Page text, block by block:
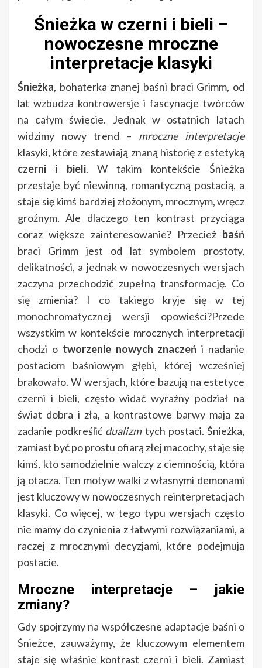
Śnieżka w czerni i bieli –
nowoczesne mroczne
interpretacje klasyki
Śnieżka, bohaterka znanej baśni braci Grimm, od
lat wzbudza kontrowersje i fascynacje twórców
na całym świecie. Jednak w ostatnich latach
widzimy nowy trend – mroczne interpretacje
klasyki, które zestawiają znaną historię z estetyką
czerni i bieli. W takim kontekście Śnieżka
przestaje być niewinną, romantyczną postacią, a
staje się kimś bardziej złożonym, mrocznym, wręcz
groźnym. Ale dlaczego ten kontrast przyciąga
coraz większe zainteresowanie? Przecież baśń
braci Grimm jest od lat symbolem prostoty,
delikatności, a jednak w nowoczesnych wersjach
zaczyna przechodzić zupełną transformację. Co
się zmienia? I co takiego kryje się w tej
monochromatycznej wersji opowieści?Przede
wszystkim w kontekście mrocznych interpretacji
chodzi o tworzenie nowych znaczeń i nadanie
postaciom baśniowym głębi, której wcześniej
brakowało. W wersjach, które bazują na estetyce
czerni i bieli, często widać wyraźny podział na
świat dobra i zła, a kontrastowe barwy mają za
zadanie podkreślić dualizmtych postaci. Śnieżka,
zamiast być po prostu ofiarą złej macochy, staje się
kimś, kto samodzielnie walczy z ciemnością, która
ją otacza. Ten motyw walki z własnymi demonami
jest kluczowy w nowoczesnych reinterpretacjach
klasyki. Co więcej, w tego typu wersjach często
nie mamy do czynienia z łatwymi rozwiązaniami, a
raczej z mrocznymi decyzjami, które podejmują
postacie.
Mroczne interpretacje – jakie
zmiany?
Gdy spojrzymy na współczesne adaptacje baśni o
Śnieżce, zauważymy, że kluczowym elementem
staje się właśnie kontrast czerni i bieli. Zamiast